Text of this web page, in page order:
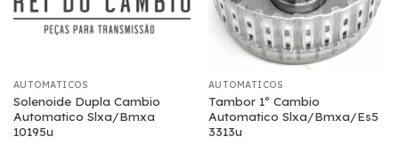
AUTOMATICOS
Solenoide Dupla Cambio
Automatico Slxa/Bmxa
10195u
AUTOMATICOS
Tambor 1º Cambio
Automatico Slxa/Bmxa/Es5
3313u